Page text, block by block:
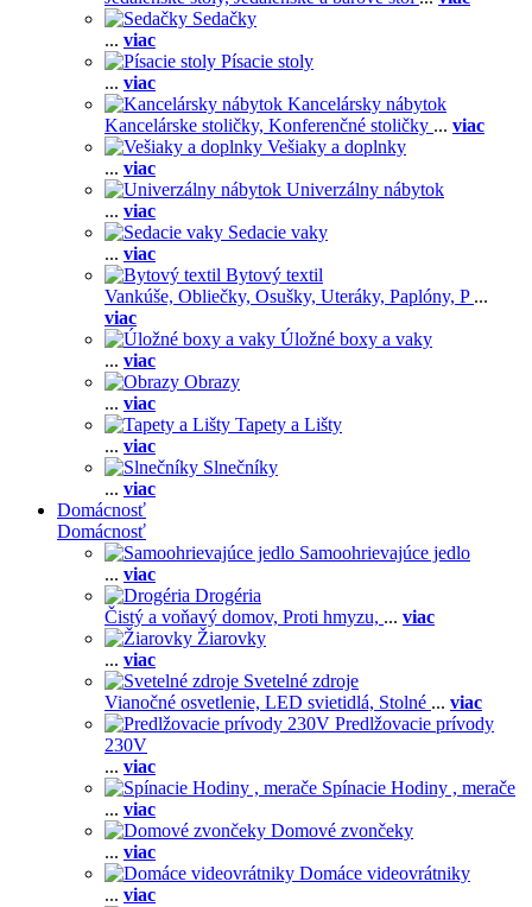
Sedačky
... viac
Písacie stoly
... viac
Kancelársky nábytok
Kancelárske stoličky, Konferenčné stoličky ... viac
Vešiaky a doplnky
... viac
Univerzálny nábytok
... viac
Sedacie vaky
... viac
Bytový textil
Vankúše, Obliečky, Osušky, Uteráky, Paplóny, P ...
viac
Úložné boxy a vaky
... viac
Obrazy
... viac
Tapety a Lišty
... viac
Slnečníky
... viac
Domácnosť
Domácnosť
Samoohrievajúce jedlo
... viac
Drogéria
Čistý a voňavý domov, Proti hmyzu, ... viac
Žiarovky
... viac
Svetelné zdroje
Vianočné osvetlenie, LED svietidlá, Stolné ... viac
Predlžovacie prívody
230V
... viac
Spínacie Hodiny , merače
... viac
Domové zvončeky
... viac
Domáce videovrátniky
... viac